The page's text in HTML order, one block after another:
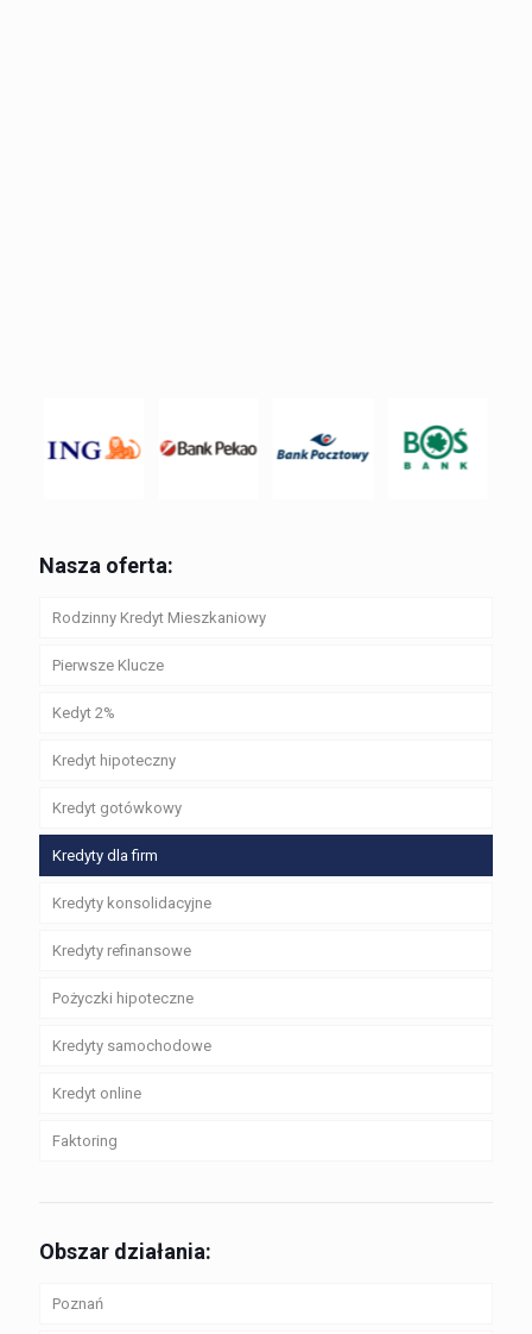
Nasza oferta:
Rodzinny Kredyt Mieszkaniowy
Pierwsze Klucze
Kedyt 2%
Kredyt hipoteczny
Kredyt gotówkowy
Kredyty dla firm
Kredyty konsolidacyjne
Kredyty refinansowe
Pożyczki hipoteczne
Kredyty samochodowe
Kredyt online
Faktoring
Obszar działania:
Poznań